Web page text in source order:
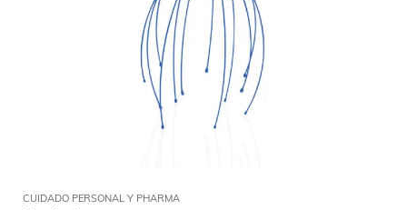
CUIDADO PERSONAL Y PHARMA